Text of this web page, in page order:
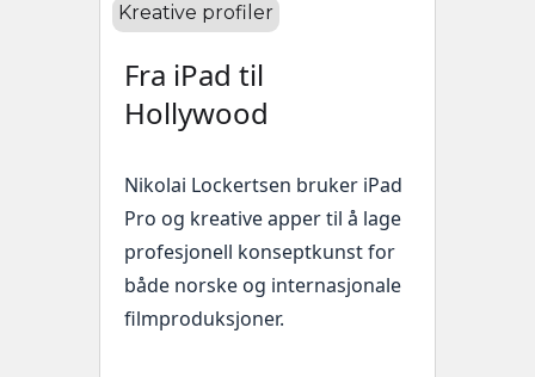
Kreative profiler
Fra iPad til
Hollywood
Nikolai Lockertsen bruker iPad
Pro og kreative apper til å lage
profesjonell konseptkunst for
både norske og internasjonale
filmproduksjoner.